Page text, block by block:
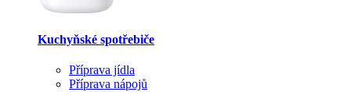
Kuchyňské spotřebiče
Příprava jídla
Příprava nápojů